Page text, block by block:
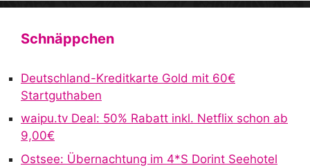
Schnäppchen
Deutschland-Kreditkarte Gold mit 60€
Startguthaben
waipu.tv Deal: 50% Rabatt inkl. Netflix schon ab
9,00€
Ostsee: Übernachtung im 4*S Dorint Seehotel